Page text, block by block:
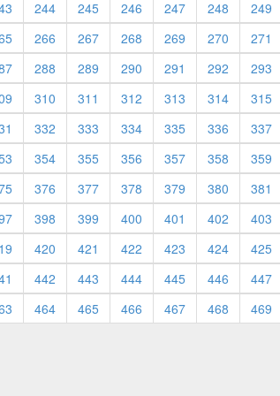
244 245 246 247 248 249
266 267 268 269 270 271
288 289 290 291 292 293
310 311 312 313 314 315
332 333 334 335 336 337
354 355 356 357 358 359
376 377 378 379 380 381
398 399 400 401 402 403
420 421 422 423 424 425
442 443 444 445 446 447
464 465 466 467 468 469